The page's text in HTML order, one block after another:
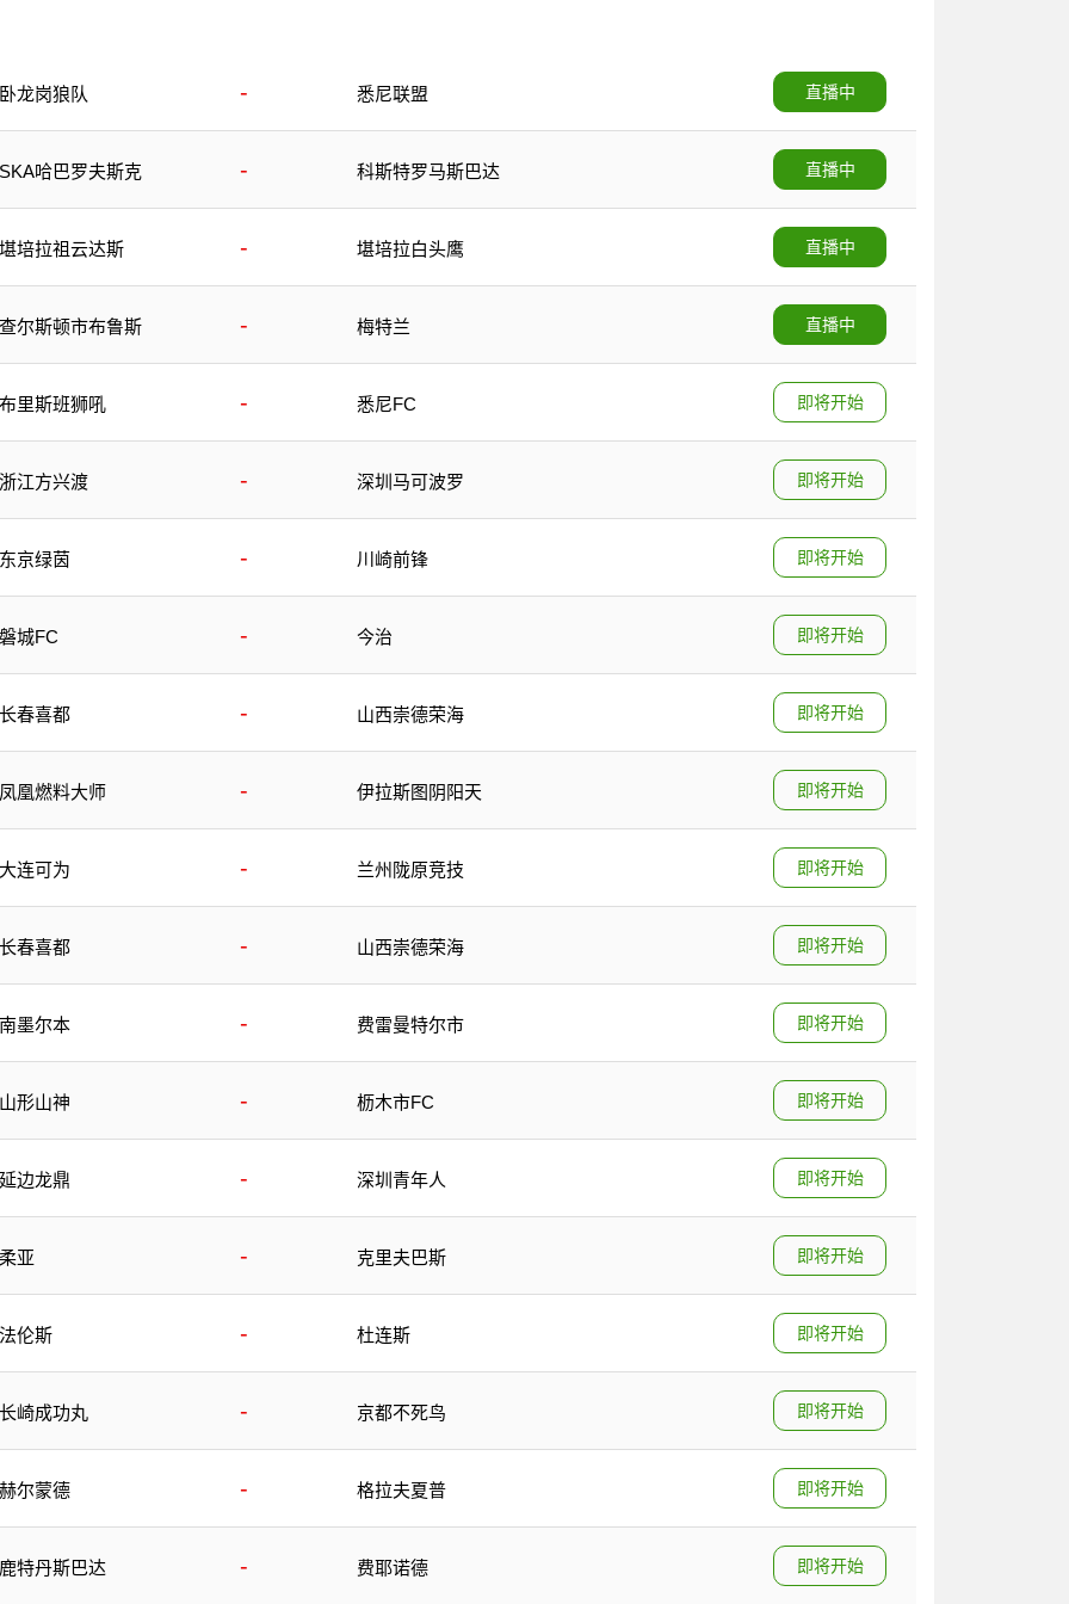
卧龙岗狼队 - 悉尼联盟 直播中
SKA哈巴罗夫斯克 - 科斯特罗马斯巴达 直播中
堪培拉祖云达斯 - 堪培拉白头鹰 直播中
查尔斯顿市布鲁斯 - 梅特兰 直播中
布里斯班狮吼 - 悉尼FC 即将开始
浙江方兴渡 - 深圳马可波罗 即将开始
东京绿茵 - 川崎前锋 即将开始
磐城FC - 今治 即将开始
长春喜都 - 山西崇德荣海 即将开始
凤凰燃料大师 - 伊拉斯图阴阳天 即将开始
大连可为 - 兰州陇原竞技 即将开始
长春喜都 - 山西崇德荣海 即将开始
南墨尔本 - 费雷曼特尔市 即将开始
山形山神 - 枥木市FC 即将开始
延边龙鼎 - 深圳青年人 即将开始
柔亚 - 克里夫巴斯 即将开始
法伦斯 - 杜连斯 即将开始
长崎成功丸 - 京都不死鸟 即将开始
赫尔蒙德 - 格拉夫夏普 即将开始
鹿特丹斯巴达 - 费耶诺德 即将开始